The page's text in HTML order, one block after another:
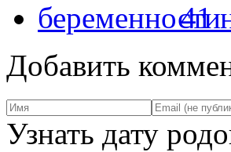
41
Добавить
Узнать дату